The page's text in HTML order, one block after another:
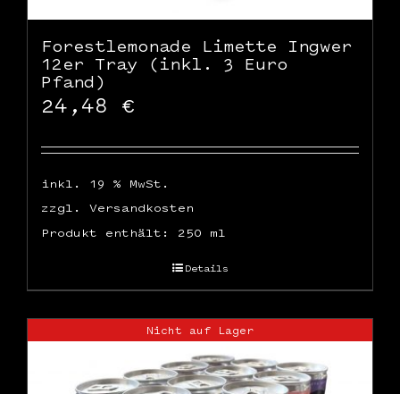
Forestlemonade Limette Ingwer
12er Tray (inkl. 3 Euro
Pfand)
24,48 €
inkl. 19 % MwSt.
zzgl. Versandkosten
Produkt enthält: 250 ml
Details
Nicht auf Lager